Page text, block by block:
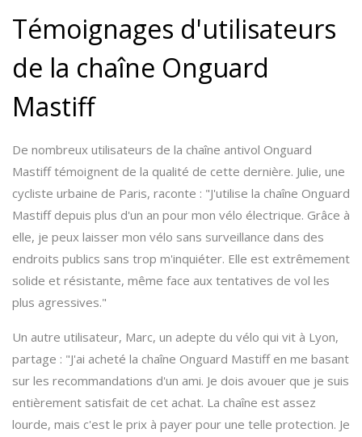
Témoignages d'utilisateurs
de la chaîne Onguard
Mastiff
De nombreux utilisateurs de la chaîne antivol Onguard
Mastiff témoignent de la qualité de cette dernière. Julie, une
cycliste urbaine de Paris, raconte : "J'utilise la chaîne Onguard
Mastiff depuis plus d'un an pour mon vélo électrique. Grâce à
elle, je peux laisser mon vélo sans surveillance dans des
endroits publics sans trop m'inquiéter. Elle est extrêmement
solide et résistante, même face aux tentatives de vol les
plus agressives."
Un autre utilisateur, Marc, un adepte du vélo qui vit à Lyon,
partage : "J'ai acheté la chaîne Onguard Mastiff en me basant
sur les recommandations d'un ami. Je dois avouer que je suis
entièrement satisfait de cet achat. La chaîne est assez
lourde, mais c'est le prix à payer pour une telle protection. Je